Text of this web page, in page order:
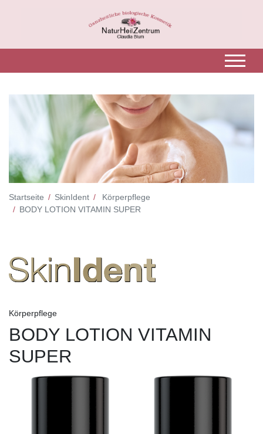
Startseite SkinIdent
Körperpflege
BODY LOTION VITAMIN SUPER
Körperpflege
BODY LOTION VITAMIN
SUPER